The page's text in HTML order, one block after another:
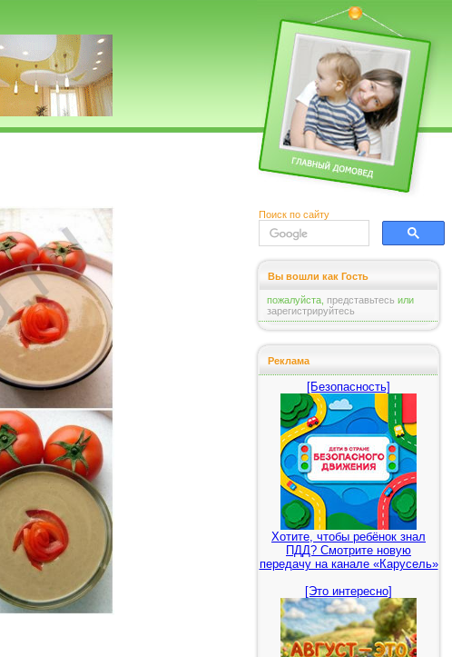
Поиск по сайту
Вы вошли как Гость
пожалуйста, представьтесь или
зарегистрируйтесь
Реклама
[Безопасность]
Хотите, чтобы ребёнок знал
ПДД? Смотрите новую
передачу на канале «Карусель»
[Это интересно]